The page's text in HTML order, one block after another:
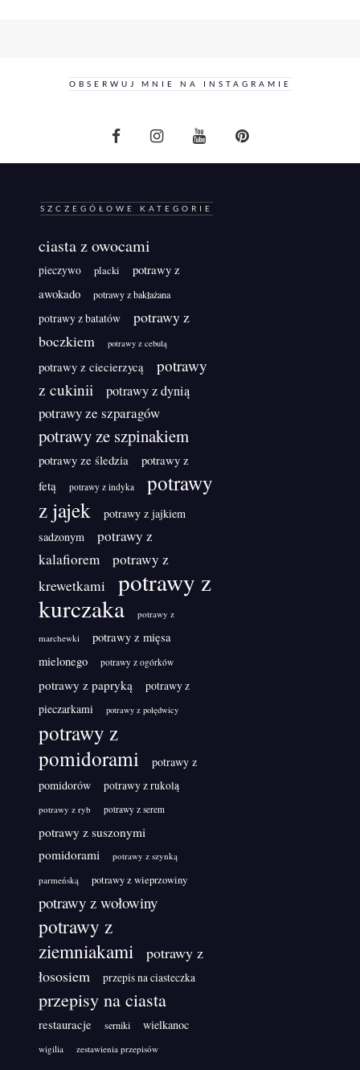
OBSERWUJ MNIE NA INSTAGRAMIE
SZCZEGÓŁOWE KATEGORIE
ciasta z owocami
pieczywo placki
potrawy z
awokado
potrawy z bakłażana
potrawy z batatów
potrawy z
boczkiem
potrawy z cebulą
potrawy z ciecierzycą
potrawy
z cukinii
potrawy z dynią
potrawy ze szparagów
potrawy ze szpinakiem
potrawy ze śledzia
potrawy z
fetą
potrawy z indyka
potrawy
z jajek
potrawy z jajkiem
sadzonym
potrawy z
kalafiorem
potrawy z
krewetkami
potrawy z
kurczaka
potrawy z
marchewki
potrawy z mięsa
mielonego
potrawy z ogórków
potrawy z papryką
potrawy z
pieczarkami
potrawy z polędwicy
potrawy z
pomidorami
potrawy z
pomidorów
potrawy z rukolą
potrawy z ryb potrawy z serem
potrawy z suszonymi
pomidorami
potrawy z szynką
parmeńską
potrawy z wieprzowiny
potrawy z wołowiny
potrawy z
ziemniakami
potrawy z
łososiem
przepis na ciasteczka
przepisy na ciasta
restauracje serniki wielkanoc
wigilia zestawienia przepisów